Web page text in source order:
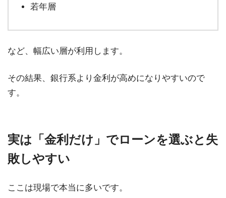
若年層
など、幅広い層が利用します。
その結果、銀行系より金利が高めになりやすいので
す。
実は「金利だけ」でローンを選ぶと失
敗しやすい
ここは現場で本当に多いです。